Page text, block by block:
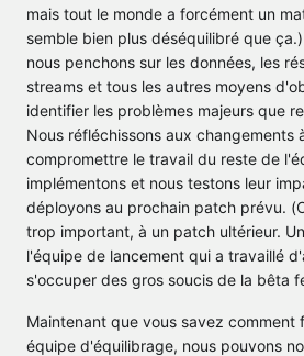
mais tout le monde a forcément un
semble bien plus déséquilibré que
nous penchons sur les données, les
streams et tous les autres moyens
identifier les problèmes majeurs que
Nous réfléchissons aux changements
compromettre le travail du reste de
implémentons et nous testons leur
déployons au prochain patch prévu.
trop important, à un patch ultérieur.
l'équipe de lancement qui a travaillé
s'occuper des gros soucis de la bêta
Maintenant que vous savez comment
équipe d'équilibrage, nous pouvons